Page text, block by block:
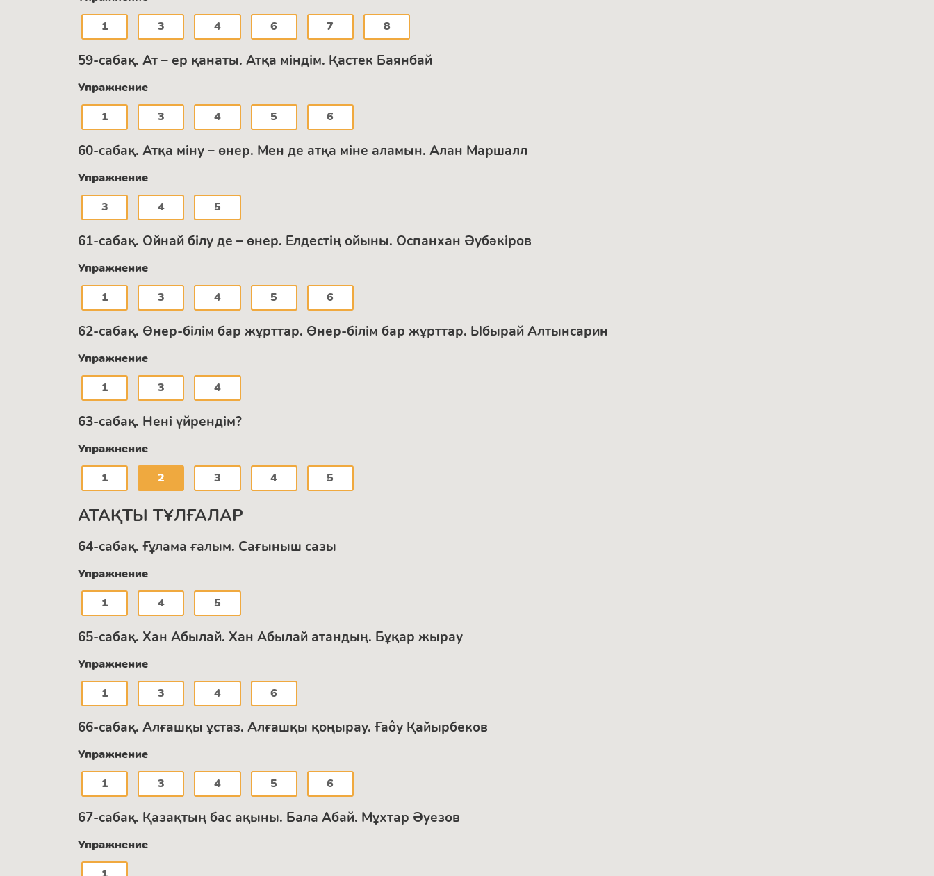
1
3 4 6 7 8
59-сабақ. Ат – ер қанаты. Атқа міндім. Қастек Баянбай
Упражнение
1
3 4 5 6
60-сабақ. Атқа міну – өнер. Мен де атқа міне аламын. Алан Маршалл
Упражнение
3
4 5
61-сабақ. Ойнай білу де – өнер. Елдестің ойыны. Оспанхан Әубәкіров
Упражнение
1
3 4 5 6
62-сабақ. Өнер-білім бар жұрттар. Өнер-білім бар жұрттар. Ыбырай Алтынсарин
Упражнение
1
3 4
63-сабақ. Нені үйрендім?
Упражнение
1
2 3 4 5
АТАҚТЫ ТҰЛҒАЛАР
64-сабақ. Ғұлама ғалым. Сағыныш сазы
Упражнение
1
4 5
65-сабақ. Хан Абылай. Хан Абылай атандың. Бұқар жырау
Упражнение
1
3 4 6
66-сабақ. Алғашқы ұстаз. Алғашқы қоңырау. Ғаôу Қайырбеков
Упражнение
1
3 4 5 6
67-сабақ. Қазақтың бас ақыны. Бала Абай. Мұхтар Әуезов
Упражнение